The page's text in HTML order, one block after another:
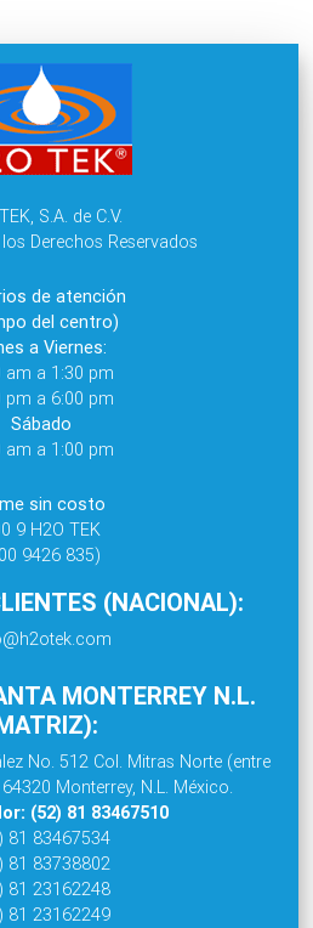
S.A. de C.V.
Derechos Reservados
de atención
del centro)
a Viernes:
am a 1:30 pm
pm a 6:00 pm
Sábado
am a 1:00 pm
sin costo
9 H2O TEK
9426 835)
(NACIONAL):
MONTERREY N.L.
No. 512 Col. Mitras Norte (entre
Monterrey, N.L. México.
(52) 81 83467510
81 83467534
81 83738802
81 23162248
81 23162249